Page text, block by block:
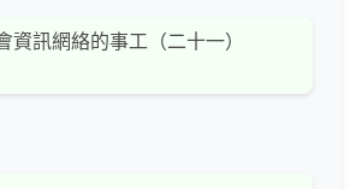
資訊網絡的事工（二十一）